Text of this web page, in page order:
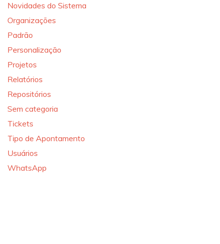
Novidades do Sistema
Organizações
Padrão
Personalização
Projetos
Relatórios
Repositórios
Sem categoria
Tickets
Tipo de Apontamento
Usuários
WhatsApp